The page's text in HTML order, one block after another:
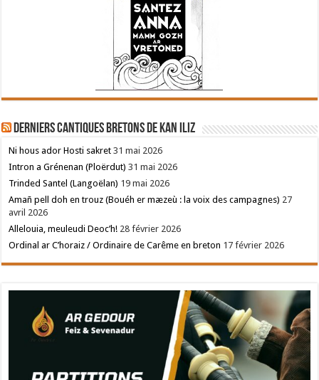
Derniers cantiques bretons de Kan Iliz
Ni hous ador Hosti sakret 31 mai 2026
Intron a Grénenan (Ploërdut) 31 mai 2026
Trinded Santel (Langoëlan) 19 mai 2026
Amañ pell doh en trouz (Bouéh er mæzeù : la voix des campagnes) 27
avril 2026
Allelouia, meuleudi Deoc’h! 28 février 2026
Ordinal ar C’horaiz / Ordinaire de Carême en breton 17 février 2026